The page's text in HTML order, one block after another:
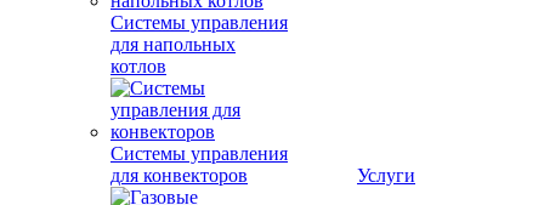
Системы управления
для напольных
котлов
Системы управления
для конвекторов
Услуги